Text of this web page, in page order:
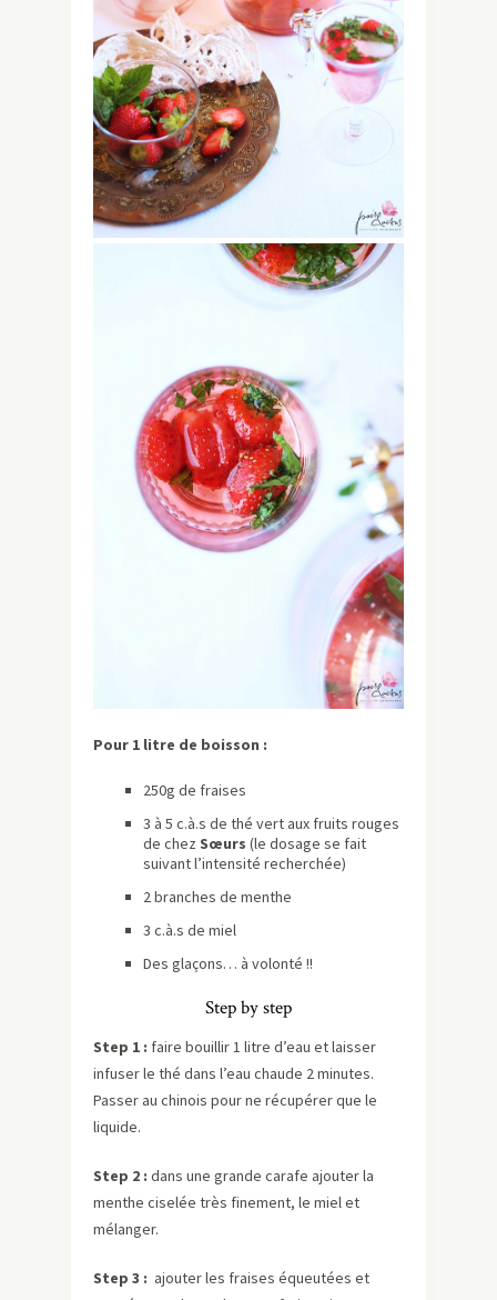
Pour 1 litre de boisson :
250g de fraises
3 à 5 c.à.s de thé vert aux fruits rouges
de chez Sœurs (le dosage se fait
suivant l’intensité recherchée)
2 branches de menthe
3 c.à.s de miel
Des glaçons… à volonté !!
Step by step
Step 1 : faire bouillir 1 litre d’eau et laisser
infuser le thé dans l’eau chaude 2 minutes.
Passer au chinois pour ne récupérer que le
liquide.
Step 2 : dans une grande carafe ajouter la
menthe ciselée très finement, le miel et
mélanger.
Step 3 : ajouter les fraises équeutées et